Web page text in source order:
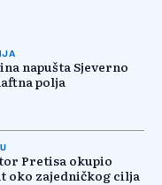
napušta Sjeverno
polja
Pretisa okupio
oko zajedničkog cilja